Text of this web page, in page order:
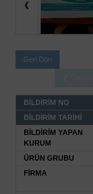
❮
Geri Dön
BİLDİRİM NO
BİLDİRİM TARİHİ
BİLDİRİM YAPAN
KURUM
ÜRÜN GRUBU
FİRMA